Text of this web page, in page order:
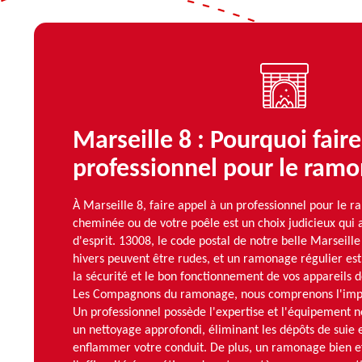
Marseille 8 : Pourquoi
professionnel pour le
À Marseille 8, faire appel à un professionnel pour le
cheminée ou de votre poêle est un choix judicieux qui
d'esprit. 13008, le code postal de notre belle
hivers peuvent être rudes, et un ramonage régulier
la sécurité et le bon fonctionnement de vos appareils
Les Compagnons du ramonage, nous comprenons
Un professionnel possède l'expertise et l'équipement
un nettoyage approfondi, éliminant les dépôts de suie
enflammer votre conduit. De plus, un ramonage bien